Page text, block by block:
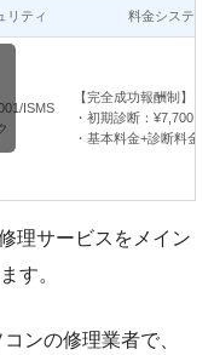
リティ 料金システム
ISMS
【完全成功報酬制】
・初期診断：¥7,700
・基本料金+診断料金+
理サービスをメイン
す。
ンの修理業者で、